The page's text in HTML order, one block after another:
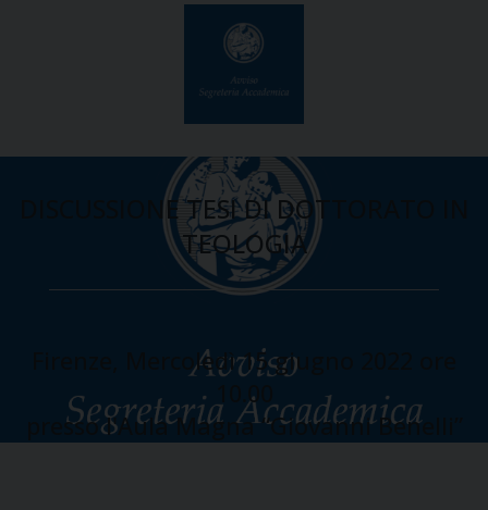
DISCUSSIONE TESI DI DOTTORATO IN
TEOLOGIA
Firenze, Mercoledì 15 giugno 2022 ore
10.00
presso l'Aula Magna “Giovanni Benelli”